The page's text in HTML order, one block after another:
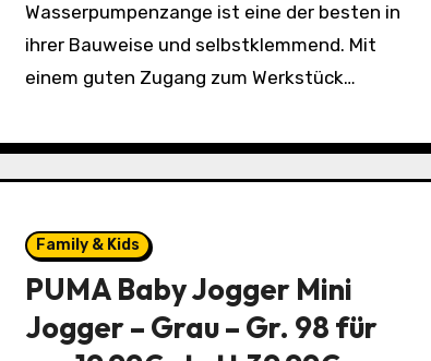
Wasserpumpenzange ist eine der besten in
ihrer Bauweise und selbstklemmend. Mit
einem guten Zugang zum Werkstück…
Family & Kids
PUMA Baby Jogger Mini
Jogger – Grau – Gr. 98 für